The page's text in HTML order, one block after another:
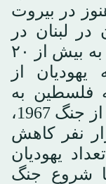
در بیروت
در لبنان در
اوج خود در دهه پنجاه میلادی به بیش از ۲۰
از
فلسطین به
لبنان مهاجرت کردند. اما پس از جنگ 1967،
نفر کاهش
یهودیان
شروع جنگ